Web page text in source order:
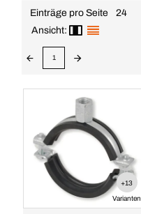
Einträge pro Seite
24
Ansicht:
1
+13
Varianten